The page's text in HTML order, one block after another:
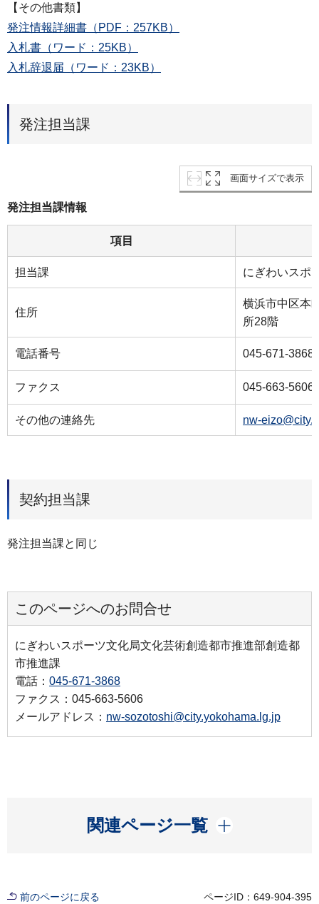
【その他書類】
発注情報詳細書（PDF：257KB）
入札書（ワード：25KB）
入札辞退届（ワード：23KB）
発注担当課
画面サイズで表示
発注担当課情報
項目
担当課 にぎわいスポ
住所
横浜市中区本
所28階
電話番号 045-671-3868
ファクス 045-663-5606
その他の連絡先 nw-
契約担当課
発注担当課と同じ
このページへのお問合せ
にぎわいスポーツ文化局文化芸術創造都市推進部創造都
市推進課
電話： 045-671-3868
ファクス：045-663-5606
メールアドレス： nw-sozotoshi@city.yokohama.lg.jp
関連ページ一覧
開く
前のページに戻る ページID：649-904-395